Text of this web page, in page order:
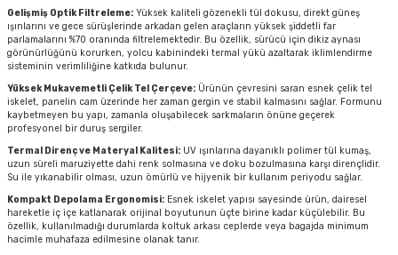
Gelişmiş Optik Filtreleme: Yüksek kaliteli gözenekli tül dokusu, direkt güneş
ışınlarını ve gece sürüşlerinde arkadan gelen araçların yüksek şiddetli far
parlamalarını %70 oranında filtrelemektedir. Bu özellik, sürücü için dikiz aynası
görünürlüğünü korurken, yolcu kabinindeki termal yükü azaltarak iklimlendirme
sisteminin verimliliğine katkıda bulunur.
Yüksek Mukavemetli Çelik Tel Çerçeve: Ürünün çevresini saran esnek çelik tel
iskelet, panelin cam üzerinde her zaman gergin ve stabil kalmasını sağlar. Formunu
kaybetmeyen bu yapı, zamanla oluşabilecek sarkmaların önüne geçerek
profesyonel bir duruş sergiler.
Termal Direnç ve Materyal Kalitesi: UV ışınlarına dayanıklı polimer tül kumaş,
uzun süreli maruziyette dahi renk solmasına ve doku bozulmasına karşı dirençlidir.
Su ile yıkanabilir olması, uzun ömürlü ve hijyenik bir kullanım periyodu sağlar.
Kompakt Depolama Ergonomisi: Esnek iskelet yapısı sayesinde ürün, dairesel
hareketle iç içe katlanarak orijinal boyutunun üçte birine kadar küçülebilir. Bu
özellik, kullanılmadığı durumlarda koltuk arkası ceplerde veya bagajda minimum
hacimle muhafaza edilmesine olanak tanır.